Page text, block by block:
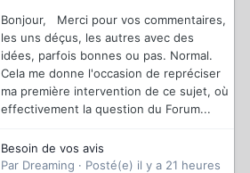
Bonjour, Merci pour vos commentaires,
les uns déçus, les autres avec des
idées, parfois bonnes ou pas. Normal.
Cela me donne l'occasion de repréciser
ma première intervention de ce sujet, où
effectivement la question du Forum...
Besoin de vos avis
Par Dreaming · Posté(e) il y a 21 heures